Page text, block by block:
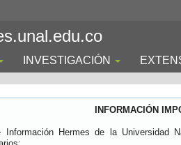
INVESTIGACIÓN
INFORMACIÓN
Información Hermes de la Universidad